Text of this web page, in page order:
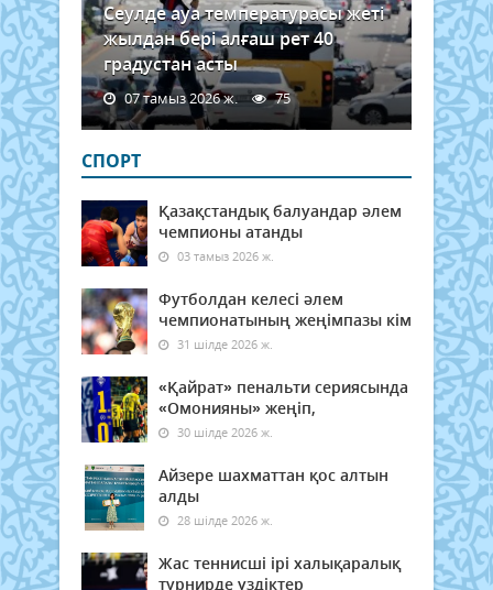
Сеулде ауа температурасы жеті
жылдан бері алғаш рет 40
градустан асты
07 тамыз 2026 ж. 75
СПОРТ
Қазақстандық балуандар әлем
чемпионы атанды
03 тамыз 2026 ж.
Футболдан келесі әлем
чемпионатының жеңімпазы кім
31 шілде 2026 ж.
«Қайрат» пенальти сериясында
«Омонияны» жеңіп,
30 шілде 2026 ж.
Айзере шахматтан қос алтын
алды
28 шілде 2026 ж.
Жас теннисші ірі халықаралық
турнирде үздіктер